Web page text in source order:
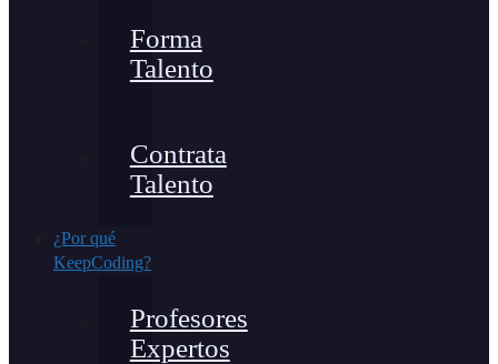
Forma
Talento
Contrata
Talento
¿Por qué
KeepCoding?
Profesores
Expertos